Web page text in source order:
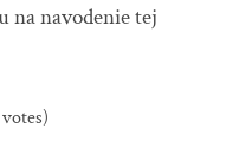
na navodenie tej